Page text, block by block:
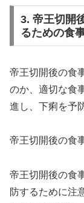
3. 帝王切開
るための食
帝王切開後の食
のか、適切な食
進し、下痢を予
帝王切開後の食
帝王切開後の食
防するために注